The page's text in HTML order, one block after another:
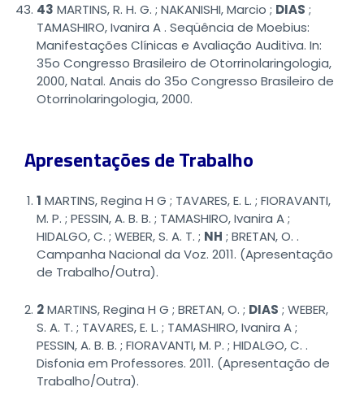
43 MARTINS, R. H. G. ; NAKANISHI, Marcio ; DIAS ;
TAMASHIRO, Ivanira A . Seqüência de Moebius:
Manifestações Clínicas e Avaliação Auditiva. In:
35o Congresso Brasileiro de Otorrinolaringologia,
2000, Natal. Anais do 35o Congresso Brasileiro de
Otorrinolaringologia, 2000.
Apresentações de Trabalho
1 MARTINS, Regina H G ; TAVARES, E. L. ; FIORAVANTI,
M. P. ; PESSIN, A. B. B. ; TAMASHIRO, Ivanira A ;
HIDALGO, C. ; WEBER, S. A. T. ; NH ; BRETAN, O. .
Campanha Nacional da Voz. 2011. (Apresentação
de Trabalho/Outra).
2MARTINS, Regina H G ; BRETAN, O. ; DIAS ; WEBER,
S. A. T. ; TAVARES, E. L. ; TAMASHIRO, Ivanira A ;
PESSIN, A. B. B. ; FIORAVANTI, M. P. ; HIDALGO, C. .
Disfonia em Professores. 2011. (Apresentação de
Trabalho/Outra).